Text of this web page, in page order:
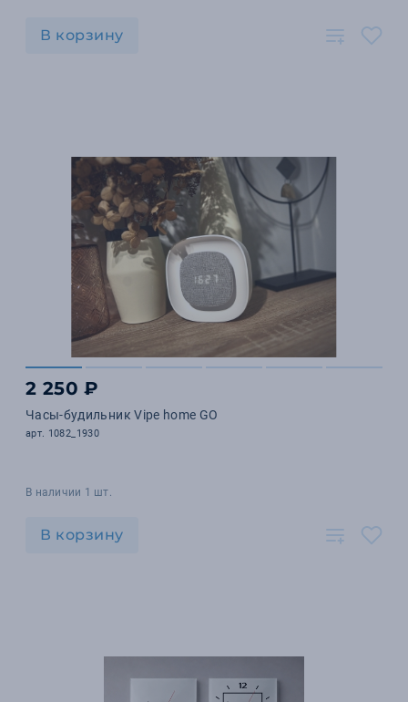
В корзину
2 250 ₽
Часы-будильник Vipe home GO
арт. 1082_1930
В наличии 1 шт.
В корзину